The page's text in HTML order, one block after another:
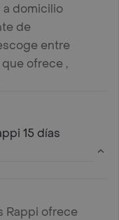
a domicilio
de
entre
ofrece ,
15 días
Rappi ofrece